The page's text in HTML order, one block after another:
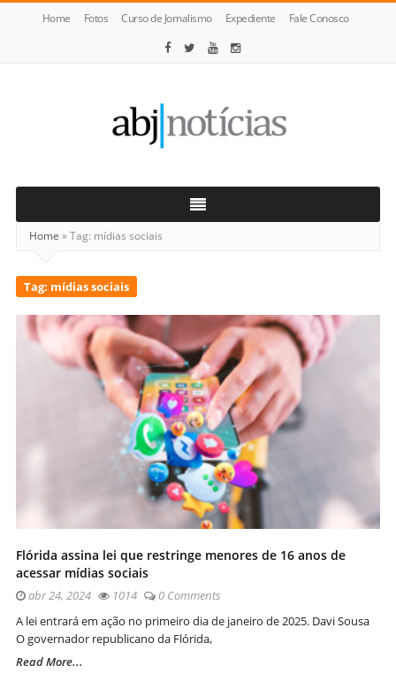
Home Fotos Curso de Jornalismo Expediente Fale Conosco
Notícias
Home »Tag: mídias sociais
Tag: mídias sociais
Flórida assina lei que restringe menores de 16 anos de
acessar mídias sociais
abr 24, 2024 1014
0 Comments
A lei entrará em ação no primeiro dia de janeiro de 2025. Davi Sousa
O governador republicano da Flórida,
Read More...